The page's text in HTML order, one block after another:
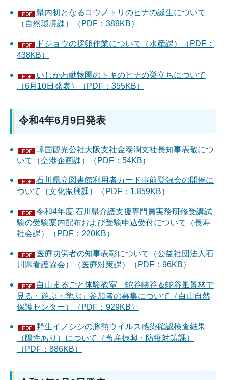
県内初となるコウノトリのヒナの誕生について
（自然環境課）（PDF：389KB）
ドジョウの採卵作業について（水産課）（PDF：
438KB）
いしかわ動物園のトキのヒナの巣立ちについて
（6月10日発表）（PDF：355KB）
令和4年6月9日発表
韓国観光公社大阪支社金泰潤支社長知事表敬につ
いて（空港企画課）（PDF：54KB）
石川県立図書館利用者カード事前登録会の開催に
ついて（文化振興課）（PDF：1,859KB）
令和4年度 石川県介護支援専門員実務研修受講試
験の受験案内配布および受験申込受付について（長寿
社会課）（PDF：220KB）
医療功労者の知事表彰について（公益社団法人石
川県看護協会）（医療対策課）（PDF：96KB）
白山まるごと体験教室「蛇谷峡谷＆蛇谷風景林で
見る・遊ぶ・学ぶ」参加者の募集について（白山自然
保護センター）（PDF：929KB）
野生イノシシの豚熱ウイルス感染確認検査結果
（陽性あり）について（畜産振興・防疫対策課）
（PDF：886KB）